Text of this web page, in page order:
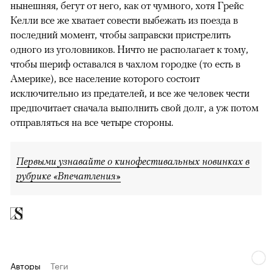
нынешняя, бегут от него, как от чумного, хотя Грейс
Келли все же хватает совести выбежать из поезда в
последний момент, чтобы заправски пристрелить
одного из уголовников. Ничто не располагает к тому,
чтобы шериф оставался в чахлом городке (то есть в
Америке), все население которого состоит
исключительно из предателей, и все же человек чести
предпочитает сначала выполнить свой долг, а уж потом
отправляться на все четыре стороны.
Первыми узнавайте о кинофестивальных новинках в
рубрике «Впечатления»
Авторы Теги